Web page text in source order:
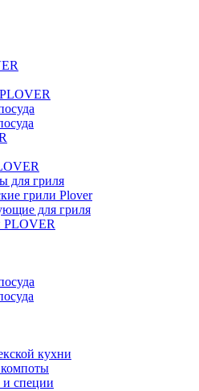
для гриля
грили Plover
для гриля
PLOVER
кухни
специи